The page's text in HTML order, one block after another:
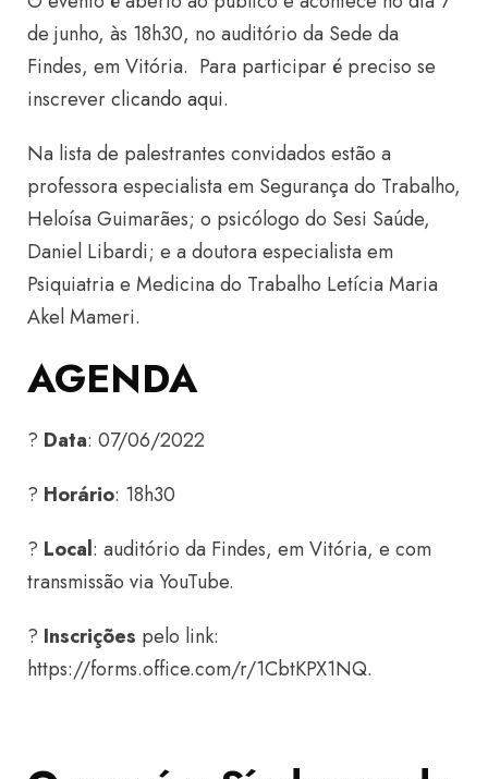
de junho, às 18h30, no auditório da Sede da
Findes, em Vitória. Para participar é preciso se
inscreverclicando aqui.
Na lista de palestrantes convidados estão a
professora especialista em Segurança do Trabalho,
Heloísa Guimarães; o psicólogo do Sesi Saúde,
Daniel Libardi; e a doutora especialista em
Psiquiatria e Medicina do Trabalho Letícia Maria
Akel Mameri.
AGENDA
? Data: 07/06/2022
? Horário: 18h30
? Local: auditório da Findes, em Vitória, e com
transmissão via YouTube.
? Inscrições pelo link:
https://forms.office.com/r/1CbtKPX1NQ.